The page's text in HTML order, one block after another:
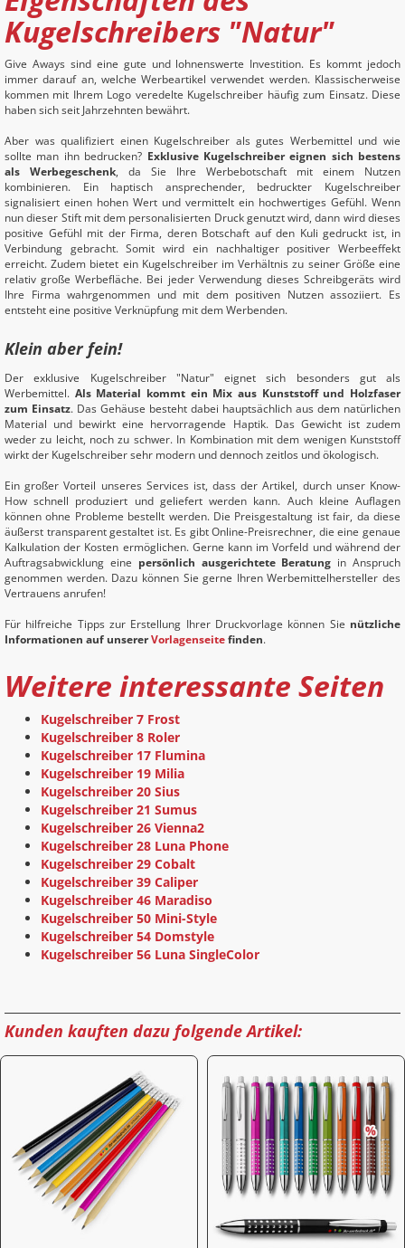
Kugelschreibers "Natur"
Give Aways sind eine gute und lohnenswerte Investition. Es kommt jedoch
immer darauf an, welche Werbeartikel verwendet werden. Klassischerweise
kommen mit Ihrem Logo veredelte Kugelschreiber häufig zum Einsatz. Diese
haben sich seit Jahrzehnten bewährt.
Aber was qualifiziert einen Kugelschreiber als gutes Werbemittel und wie
sollte man ihn bedrucken? Exklusive Kugelschreiber eignen sich bestens
als Werbegeschenk, da Sie Ihre Werbebotschaft mit einem Nutzen
kombinieren. Ein haptisch ansprechender, bedruckter Kugelschreiber
signalisiert einen hohen Wert und vermittelt ein hochwertiges Gefühl. Wenn
nun dieser Stift mit dem personalisierten Druck genutzt wird, dann wird dieses
positive Gefühl mit der Firma, deren Botschaft auf den Kuli gedruckt ist, in
Verbindung gebracht. Somit wird ein nachhaltiger positiver Werbeeffekt
erreicht. Zudem bietet ein Kugelschreiber im Verhältnis zu seiner Größe eine
relativ große Werbefläche. Bei jeder Verwendung dieses Schreibgeräts wird
Ihre Firma wahrgenommen und mit dem positiven Nutzen assoziiert. Es
entsteht eine positive Verknüpfung mit dem Werbenden.
Klein aber fein!
Der exklusive Kugelschreiber "Natur" eignet sich besonders gut als
Werbemittel. Als Material kommt ein Mix aus Kunststoff und Holzfaser
zum Einsatz. Das Gehäuse besteht dabei hauptsächlich aus dem natürlichen
Material und bewirkt eine hervorragende Haptik. Das Gewicht ist zudem
weder zu leicht, noch zu schwer. In Kombination mit dem wenigen Kunststoff
wirkt der Kugelschreiber sehr modern und dennoch zeitlos und ökologisch.
Ein großer Vorteil unseres Services ist, dass der Artikel, durch unser Know-
How schnell produziert und geliefert werden kann. Auch kleine Auflagen
können ohne Probleme bestellt werden. Die Preisgestaltung ist fair, da diese
äußerst transparent gestaltet ist. Es gibt Online-Preisrechner, die eine genaue
Kalkulation der Kosten ermöglichen. Gerne kann im Vorfeld und während der
Auftragsabwicklung eine persönlich ausgerichtete Beratung in Anspruch
genommen werden. Dazu können Sie gerne Ihren Werbemittelhersteller des
Vertrauens anrufen!
Für hilfreiche Tipps zur Erstellung Ihrer Druckvorlage können Sie nützliche
Informationen auf unsererVorlagenseitefinden.
Weitere interessante Seiten
Kugelschreiber 7 Frost
Kugelschreiber 8 Roler
Kugelschreiber 17 Flumina
Kugelschreiber 19 Milia
Kugelschreiber 20 Sius
Kugelschreiber 21 Sumus
Kugelschreiber 26 Vienna2
Kugelschreiber 28 Luna Phone
Kugelschreiber 29 Cobalt
Kugelschreiber 39 Caliper
Kugelschreiber 46 Maradiso
Kugelschreiber 50 Mini-Style
Kugelschreiber 54 Domstyle
Kugelschreiber 56 Luna SingleColor
Kunden kauften dazu folgende Artikel: